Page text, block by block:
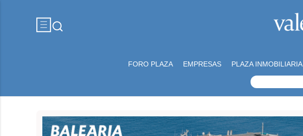
FORO PLAZA EMPRESAS PLAZA INMOBILIARIA